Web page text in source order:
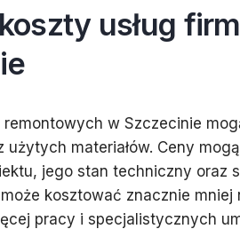
usług
remontowych w Szczecinie
użytych materiałów. Ceny
jego stan techniczny oraz
kosztować znacznie
pracy i specjalistycznych